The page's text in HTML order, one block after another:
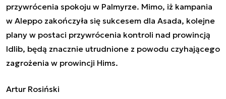
przywrócenia spokoju w Palmyrze. Mimo, iż kampania
w Aleppo zakończyła się sukcesem dla Asada, kolejne
plany w postaci przywrócenia kontroli nad prowincją
Idlib, będą znacznie utrudnione z powodu czyhającego
zagrożenia w prowincji Hims.
Artur Rosiński